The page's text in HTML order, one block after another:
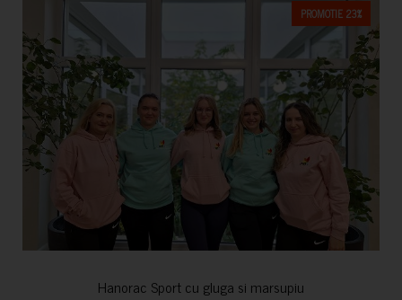
PROMOTIE 23%
Hanorac Sport cu gluga si marsupiu